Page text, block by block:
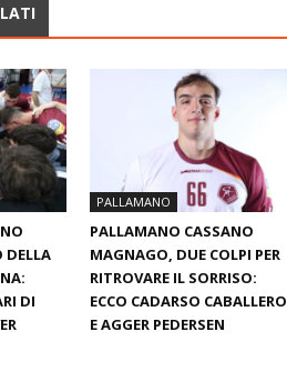
DELLA
DI
PALLAMANO
PALLAMANO CASSANO
MAGNAGO, DUE COLPI PER
RITROVARE IL SORRISO:
ECCO CADARSO CABALLERO
E AGGER PEDERSEN